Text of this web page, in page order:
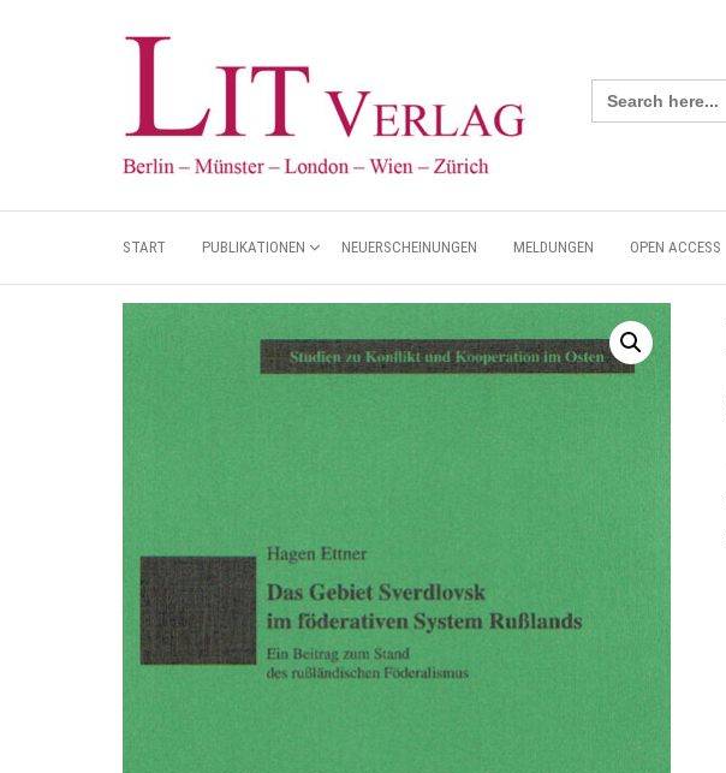
Search
for:
START PUBLIKATIONEN NEUERSCHEINUNGEN MELDUNGEN OPEN ACCESS